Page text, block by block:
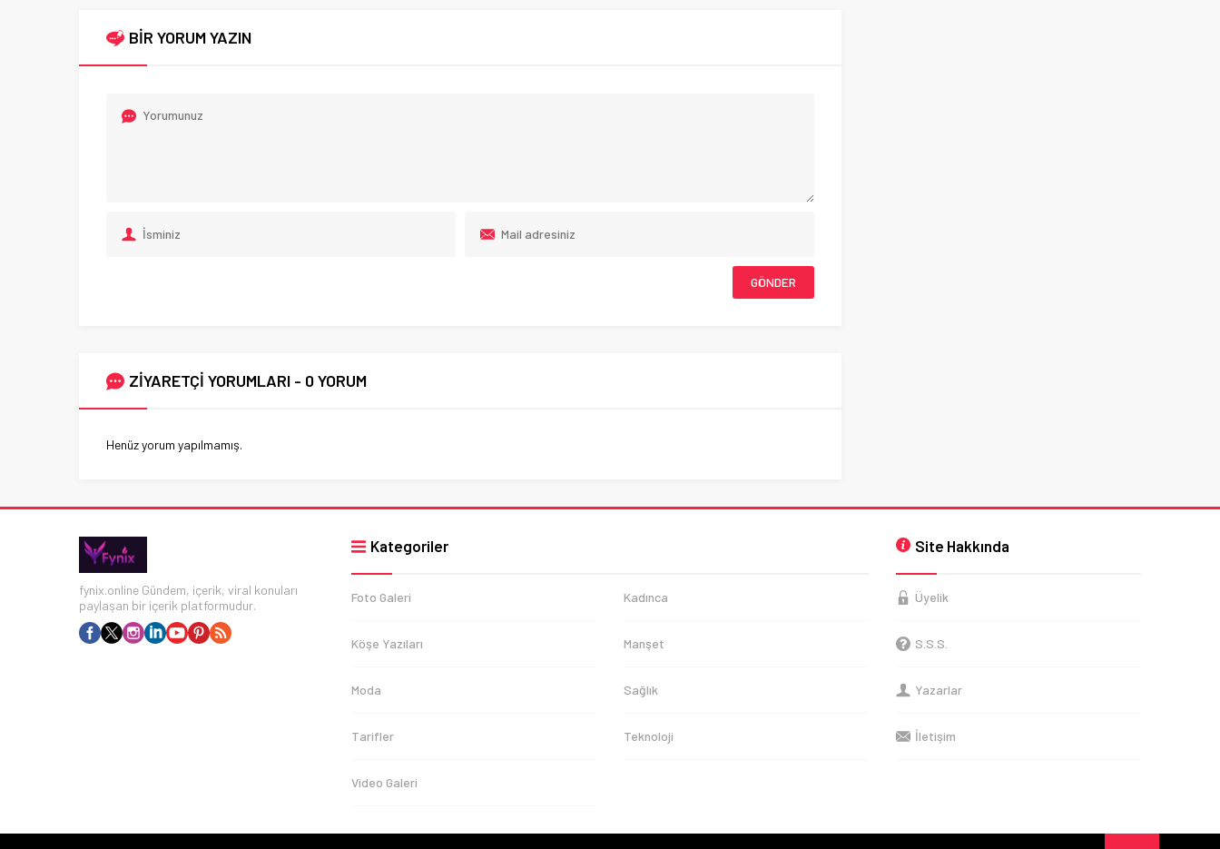
BİR YORUM YAZIN
ZİYARETÇİ YORUMLARI - 0 YORUM
Henüz yorum yapılmamış.
fynix.online Gündem, içerik, viral konuları
paylaşan bir içerik platformudur.
Kategoriler
Foto Galeri Kadınca
Köşe Yazıları Manşet
Moda Sağlık
Tarifler Teknoloji
Video Galeri
Site Hakkında
Üyelik
S.S.S.
Yazarlar
İletişim